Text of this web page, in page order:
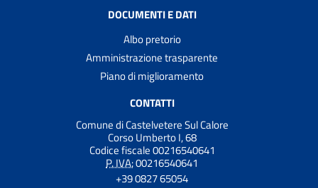
DOCUMENTI E DATI
Albo pretorio
Amministrazione trasparente
Piano di miglioramento
CONTATTI
Comune di Castelvetere Sul Calore
Corso Umberto I, 68
Codice fiscale 00216540641
P. IVA:00216540641
+39 0827 65054